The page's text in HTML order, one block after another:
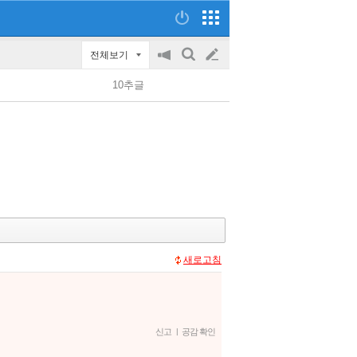
전체보기
공
on/off
검
글
쓰
10추글
새로고침
신고 | 공감 확인